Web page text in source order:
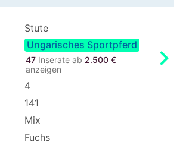
Stute
Ungarisches Sportpferd
47 Inserate ab 2.500 €
anzeigen
chevron_right
4
141
Mix
Fuchs